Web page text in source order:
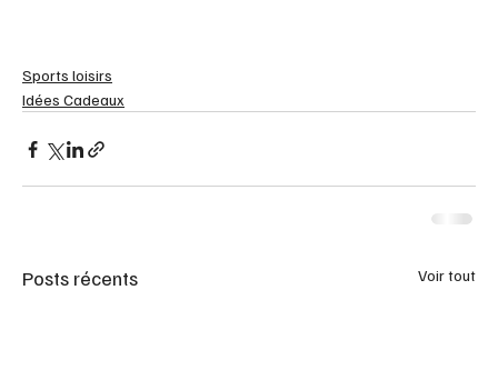
Sports loisirs
Idées Cadeaux
Posts récents Voir tout